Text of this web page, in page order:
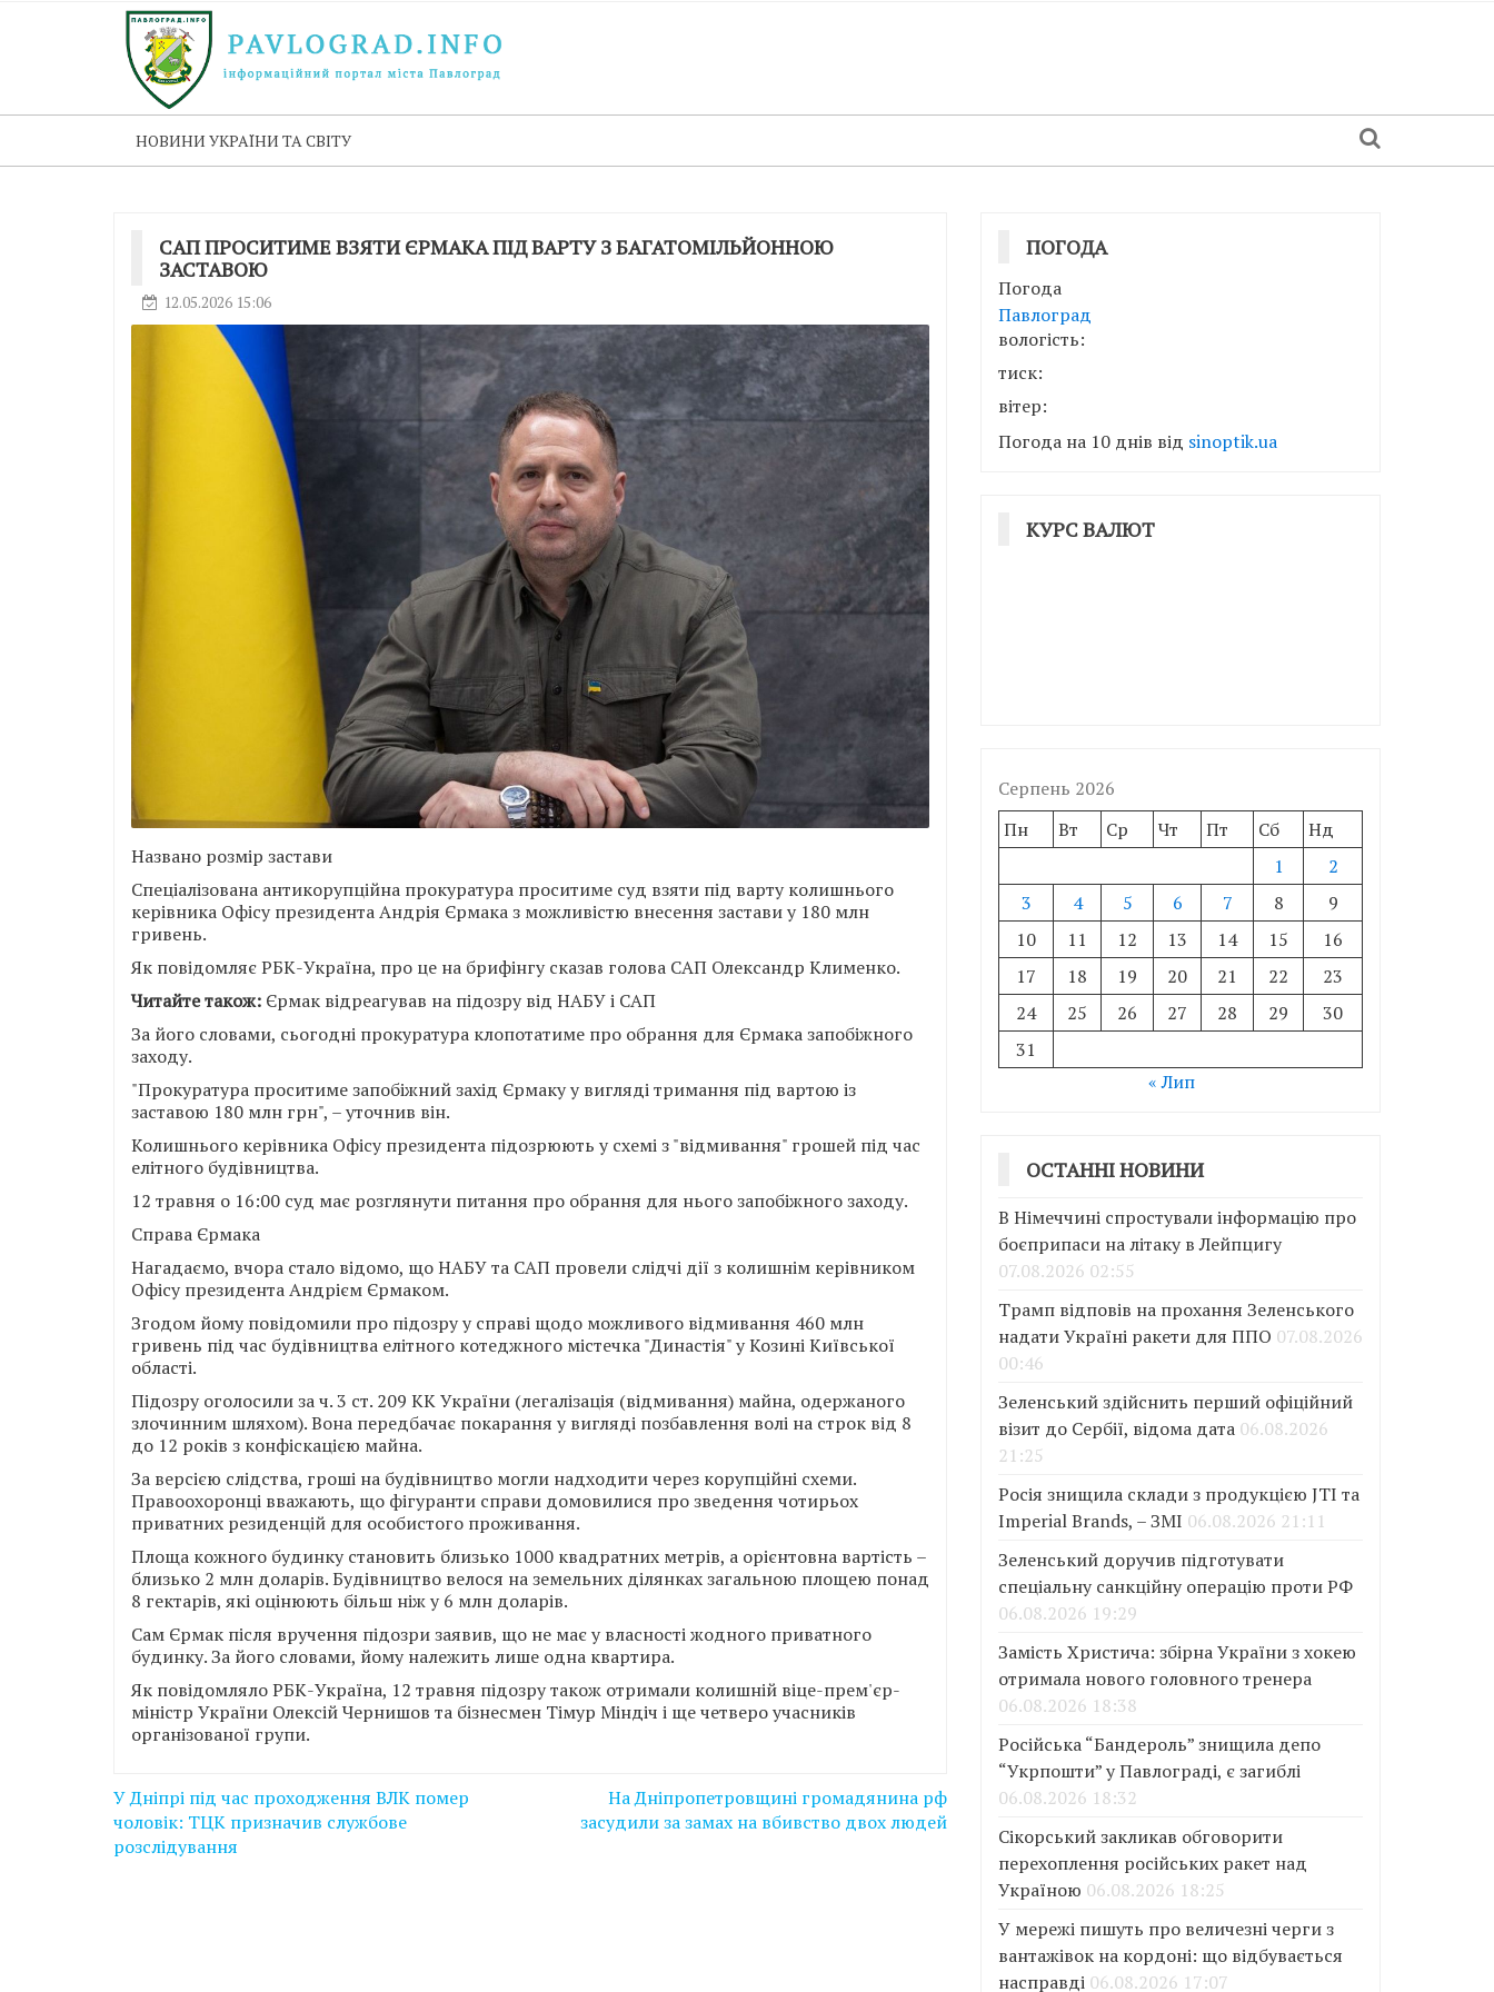
НОВИНИ УКРАЇНИ ТА СВІТУ
САП ПРОСИТИМЕ ВЗЯТИ ЄРМАКА ПІД ВАРТУ З БАГАТОМІЛЬЙОННОЮ
ЗАСТАВОЮ
12.05.2026 15:06
Названо розмір застави
Спеціалізована антикорупційна прокуратура проситиме суд взяти під варту колишнього
керівника Офісу президента Андрія Єрмака з можливістю внесення застави у 180 млн
гривень.
Як повідомляє РБК-Україна, про це на брифінгу сказав голова САП Олександр Клименко.
Читайте також: Єрмак відреагував на підозру від НАБУ і САП
За його словами, сьогодні прокуратура клопотатиме про обрання для Єрмака запобіжного
заходу.
"Прокуратура проситиме запобіжний захід Єрмаку у вигляді тримання під вартою із
заставою 180 млн грн", – уточнив він.
Колишнього керівника Офісу президента підозрюють у схемі з "відмивання" грошей під час
елітного будівництва.
12 травня о 16:00 суд має розглянути питання про обрання для нього запобіжного заходу.
Справа Єрмака
Нагадаємо, вчора стало відомо, що НАБУ та САП провели слідчі дії з колишнім керівником
Офісу президента Андрієм Єрмаком.
Згодом йому повідомили про підозру у справі щодо можливого відмивання 460 млн
гривень під час будівництва елітного котеджного містечка "Династія" у Козині Київської
області.
Підозру оголосили за ч. 3 ст. 209 КК України (легалізація (відмивання) майна, одержаного
злочинним шляхом). Вона передбачає покарання у вигляді позбавлення волі на строк від 8
до 12 років з конфіскацією майна.
За версією слідства, гроші на будівництво могли надходити через корупційні схеми.
Правоохоронці вважають, що фігуранти справи домовилися про зведення чотирьох
приватних резиденцій для особистого проживання.
Площа кожного будинку становить близько 1000 квадратних метрів, а орієнтовна вартість –
близько 2 млн доларів. Будівництво велося на земельних ділянках загальною площею понад
8 гектарів, які оцінюють більш ніж у 6 млн доларів.
Сам Єрмак після вручення підозри заявив, що не має у власності жодного приватного
будинку. За його словами, йому належить лише одна квартира.
Як повідомляло РБК-Україна, 12 травня підозру також отримали колишній віце-прем'єр-
міністр України Олексій Чернишов та бізнесмен Тімур Міндіч і ще четверо учасників
організованої групи.
Навігація
записів
У Дніпрі під час проходження ВЛК помер
чоловік: ТЦК призначив службове
розслідування
На Дніпропетровщині громадянина рф
засудили за замах на вбивство двох людей
ПОГОДА
Погода
Павлоград
вологість:
тиск:
вітер:
Погода на 10 днів від sinoptik.ua
КУРС ВАЛЮТ
Серпень 2026
Пн
Вт Ср Чт Пт Сб
Нд
1
2
3
4 5 6 7 8
9
10
11 12 13 14 15
16
17
18 19 20 21 22
23
24
25 26 27 28 29
30
31
« Лип
ОСТАННІ НОВИНИ
В Німеччині спростували інформацію про
боєприпаси на літаку в Лейпцигу
07.08.2026 02:55
Трамп відповів на прохання Зеленського
надати Україні ракети для ППО 07.08.2026
00:46
Зеленський здійснить перший офіційний
візит до Сербії, відома дата 06.08.2026
21:25
Росія знищила склади з продукцією JTI та
Imperial Brands, – ЗМІ 06.08.2026 21:11
Зеленський доручив підготувати
спеціальну санкційну операцію проти РФ
06.08.2026 19:29
Замість Христича: збірна України з хокею
отримала нового головного тренера
06.08.2026 18:38
Російська “Бандероль” знищила депо
“Укрпошти” у Павлограді, є загиблі
06.08.2026 18:32
Сікорський закликав обговорити
перехоплення російських ракет над
Україною 06.08.2026 18:25
У мережі пишуть про величезні черги з
вантажівок на кордоні: що відбувається
насправді 06.08.2026 17:07